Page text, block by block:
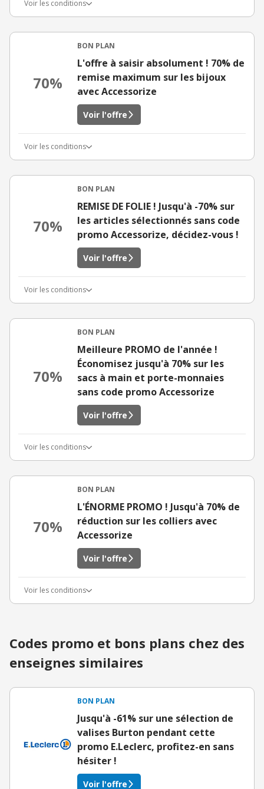
Voir les conditions
70%
BON PLAN
L'offre à saisir absolument ! 70% de
remise maximum sur les bijoux
avec Accessorize
Voir l'offre
Voir les conditions
70%
BON PLAN
REMISE DE FOLIE ! Jusqu'à -70% sur
les articles sélectionnés sans code
promo Accessorize, décidez-vous !
Voir l'offre
Voir les conditions
70%
BON PLAN
Meilleure PROMO de l'année !
Économisez jusqu'à 70% sur les
sacs à main et porte-monnaies
sans code promo Accessorize
Voir l'offre
Voir les conditions
70%
BON PLAN
L'ÉNORME PROMO ! Jusqu'à 70% de
réduction sur les colliers avec
Accessorize
Voir l'offre
Voir les conditions
Codes promo et bons plans chez des
enseignes similaires
BON PLAN
Jusqu'à -61% sur une sélection de
valises Burton pendant cette
promo E.Leclerc, profitez-en sans
hésiter !
Voir l'offre